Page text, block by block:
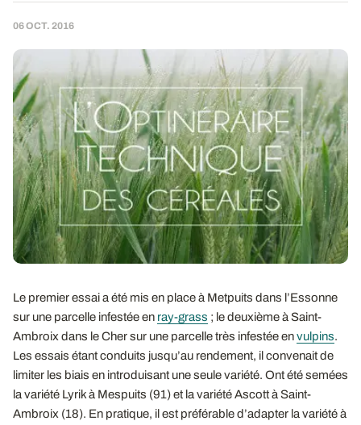
06 OCT. 2016
Le premier essai a été mis en place à Metpuits dans l’Essonne
sur une parcelle infestée en ray-grass ; le deuxième à Saint-
Ambroix dans le Cher sur une parcelle très infestée envulpins.
Les essais étant conduits jusqu’au rendement, il convenait de
limiter les biais en introduisant une seule variété. Ont été semées
la variété Lyrik à Mespuits (91) et la variété Ascott à Saint-
Ambroix (18). En pratique, il est préférable d’adapter la variété à